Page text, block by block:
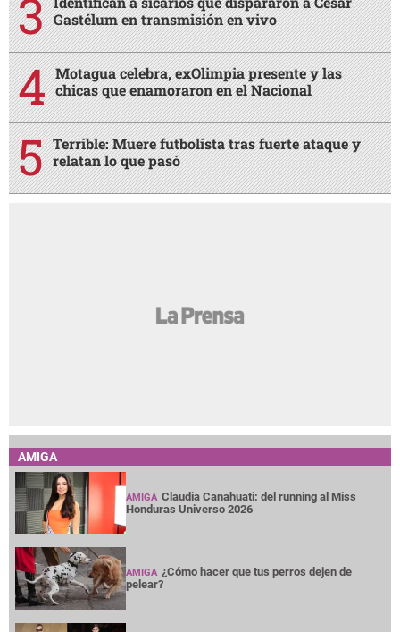
Gastélum en transmisión en vivo
Motagua celebra, exOlimpia presente y las
chicas que enamoraron en el Nacional
Terrible: Muere futbolista tras fuerte ataque y
relatan lo que pasó
AMIGA
AMIGA Claudia Canahuati: del running al Miss
Honduras Universo 2026
AMIGA ¿Cómo hacer que tus perros dejen de
pelear?